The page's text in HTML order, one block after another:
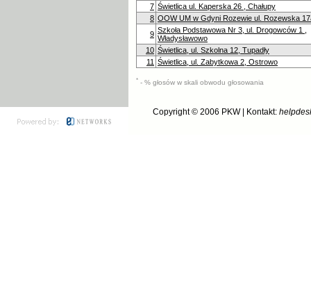
7 Świetlica ul. Kaperska 26 , Chałupy
8 OOW UM w Gdyni Rozewie ul. Rozewska
9 Szkoła Podstawowa Nr 3, ul. Drogowców 1 ,
Władysławowo
10 Świetlica, ul. Szkolna 12, Tupadły
11
Świetlica, ul. Zabytkowa 2, Ostrowo
* - % głosów w skali obwodu głosowania
Copyright © 2006 PKW| Kontakt: